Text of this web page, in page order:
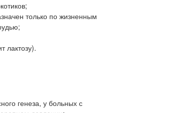
только по жизненным
лактозу).
генеза, у больных с